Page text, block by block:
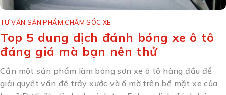
TƯ VẤN SẢN PHẨM CHĂM SÓC XE
Top 5 dung dịch đánh bóng xe ô tô
đáng giá mà bạn nên thử
Cần một sản phẩm làm bóng sơn xe ô tô hàng đầu để
giải quyết vấn đề trầy xước và ố mờ trên bề mặt xe của